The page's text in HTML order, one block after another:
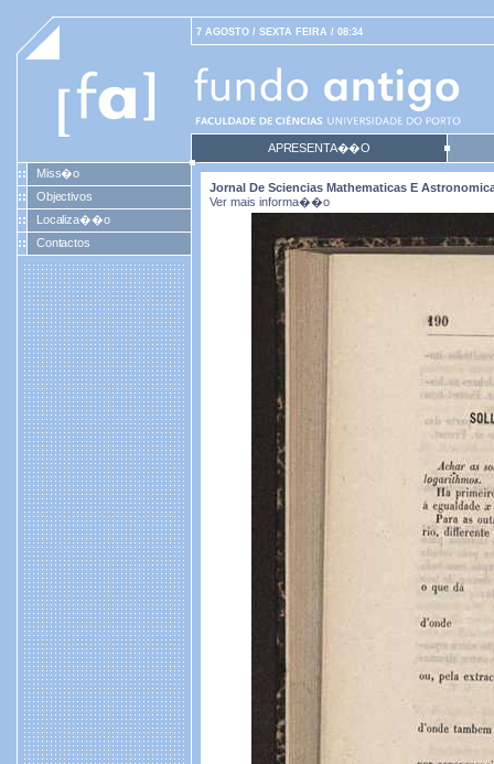
7 AGOSTO / SEXTA FEIRA / 08:34
APRESENTA��O
Miss�o
Objectivos
Localiza��o
Contactos
Jornal De Sciencias Mathematicas E
Ver mais informa��o